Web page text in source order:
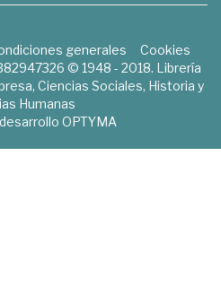
generales
Cookies
© 1948 - 2018. Librería
Ciencias Sociales, Historia y
Humanas
OPTYMA